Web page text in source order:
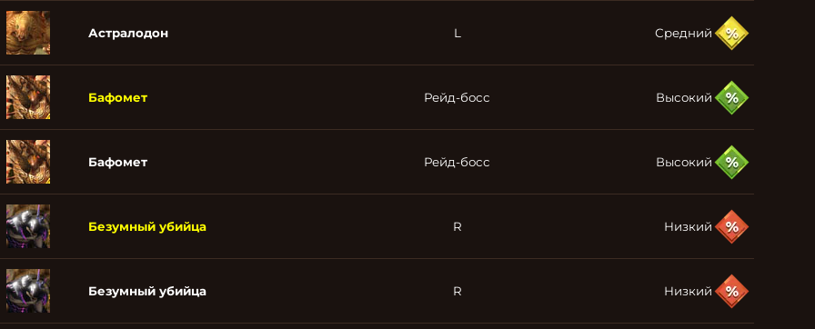
Астралодон L Средний
Бафомет Рейд-босс Высокий
Бафомет Рейд-босс Высокий
Безумный убийца R Низкий
Безумный убийца R Низкий